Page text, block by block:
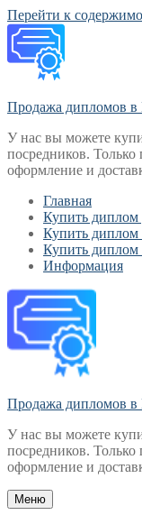
Перейти к
Продажа дипломов в
У нас вы можете
посредников.
оформление и
Главная
Купить диплом
Купить диплом
Купить диплом
Информация
Продажа дипломов в
У нас вы можете
посредников.
оформление и
Меню